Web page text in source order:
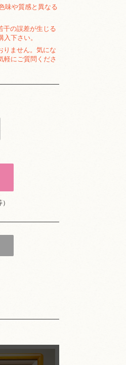
味や質感と異なる
干の誤差が生じる
下さい。
りません。気にな
軽にご質問くださ